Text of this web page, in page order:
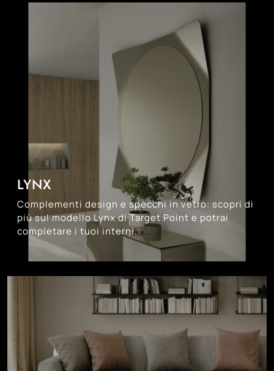
LYNX
Complementi design e specchi in vetro: scopri di
più sul modello Lynx di Target Point e potrai
completare i tuoi interni.